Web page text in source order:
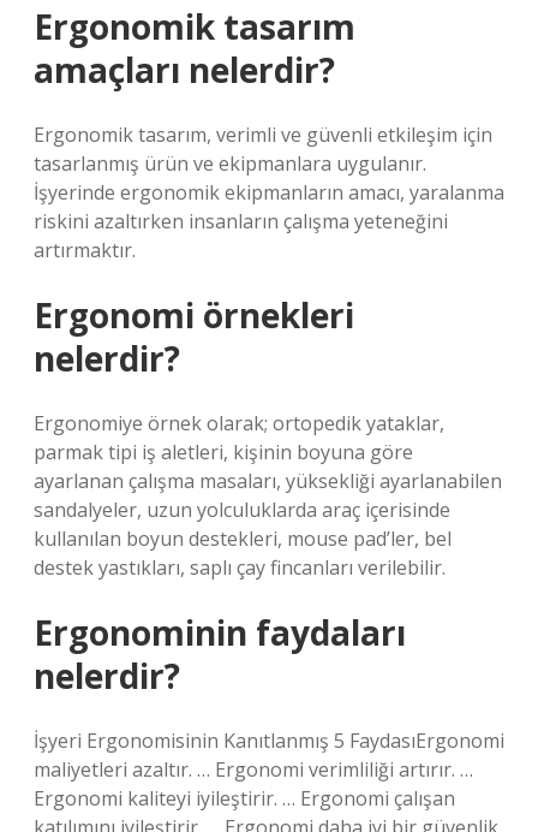
Ergonomik tasarım
amaçları nelerdir?
Ergonomik tasarım, verimli ve güvenli etkileşim için
tasarlanmış ürün ve ekipmanlara uygulanır.
İşyerinde ergonomik ekipmanların amacı, yaralanma
riskini azaltırken insanların çalışma yeteneğini
artırmaktır.
Ergonomi örnekleri
nelerdir?
Ergonomiye örnek olarak; ortopedik yataklar,
parmak tipi iş aletleri, kişinin boyuna göre
ayarlanan çalışma masaları, yüksekliği ayarlanabilen
sandalyeler, uzun yolculuklarda araç içerisinde
kullanılan boyun destekleri, mouse pad’ler, bel
destek yastıkları, saplı çay fincanları verilebilir.
Ergonominin faydaları
nelerdir?
İşyeri Ergonomisinin Kanıtlanmış 5 FaydasıErgonomi
maliyetleri azaltır. … Ergonomi verimliliği artırır. …
Ergonomi kaliteyi iyileştirir. … Ergonomi çalışan